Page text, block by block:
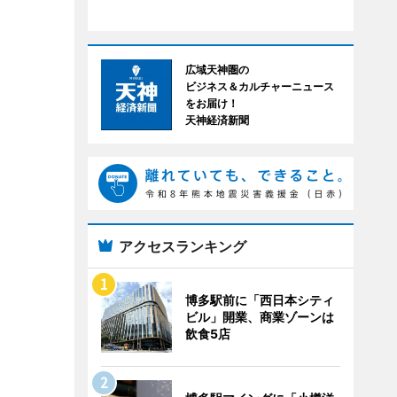
広域天神圏の
ビジネス＆カルチャーニュース
をお届け！
天神経済新聞
アクセスランキング
博多駅前に「西日本シティ
ビル」開業、商業ゾーンは
飲食5店